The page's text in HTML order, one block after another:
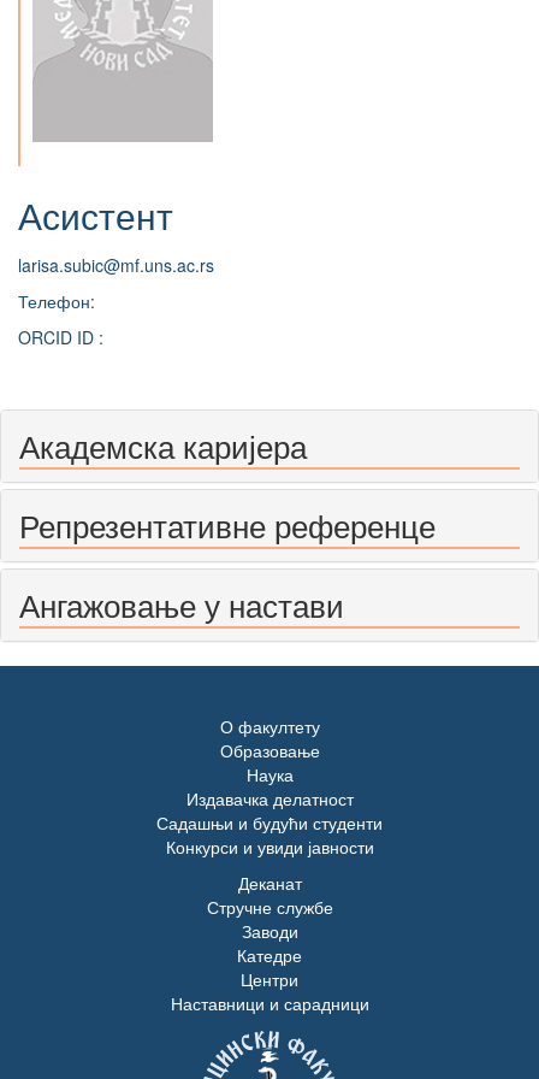
Асистент
larisa.subic@mf.uns.ac.rs
Телефон:
ORCID ID :
Академска каријера
Репрезентативне референце
Ангажовање у настави
О факултету
Образовање
Наука
Издавачка делатност
Садашњи и будући студенти
Конкурси и увиди јавности
Деканат
Стручне службе
Заводи
Катедре
Центри
Наставници и сарадници